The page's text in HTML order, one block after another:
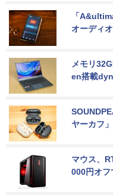
「
オーディ
メモリ
en搭載
ヤーカフ
マウス、
000円オフ